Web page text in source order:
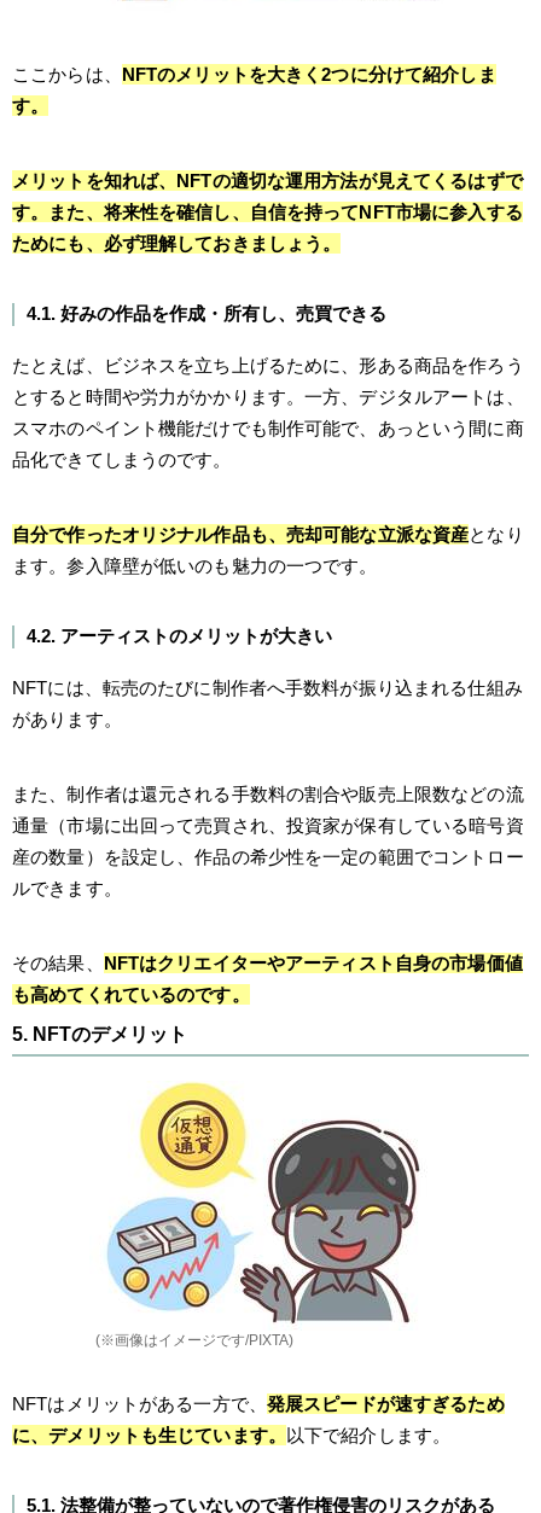
ここからは、 NFTのメリットを大きく2つに分けて紹介しま
す。
メリットを知れば、NFTの適切な運用方法が見えてくるはずで
す。また、将来性を確信し、自信を持ってNFT市場に参入する
ためにも、必ず理解しておきましょう。
4.1. 好みの作品を作成・所有し、売買できる
たとえば、ビジネスを立ち上げるために、形ある商品を作ろう
とすると時間や労力がかかります。一方、デジタルアートは、
スマホのペイント機能だけでも制作可能で、あっという間に商
品化できてしまうのです。
自分で作ったオリジナル作品も、売却可能な立派な資産となり
ます。参入障壁が低いのも魅力の一つです。
4.2. アーティストのメリットが大きい
NFTには、転売のたびに制作者へ手数料が振り込まれる仕組み
があります。
また、制作者は還元される手数料の割合や販売上限数などの流
通量（市場に出回って売買され、投資家が保有している暗号資
産の数量）を設定し、作品の希少性を一定の範囲でコントロー
ルできます。
その結果、 NFTはクリエイターやアーティスト自身の市場価値
も高めてくれているのです。
5. NFTのデメリット
(※画像はイメージです/PIXTA)
NFTはメリットがある一方で、 発展スピードが速すぎるため
に、デメリットも生じています。 以下で紹介します。
5.1. 法整備が整っていないので著作権侵害のリスクがある